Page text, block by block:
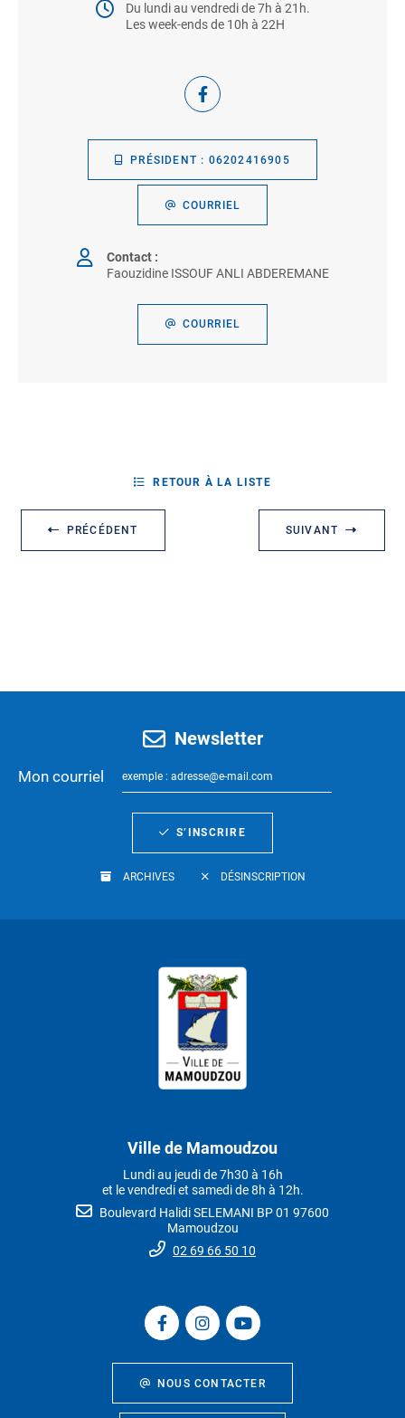
Du lundi au vendredi de 7h à 21h.
Les week-ends de 10h à 22H
PRÉSIDENT : 06202416905
COURRIEL
Contact :
Faouzidine ISSOUF ANLI ABDEREMANE
COURRIEL
PRÉCÉDENT
RETOUR À LA LISTE
SUIVANT
Newsletter
Mon courriel
S’INSCRIRE
ARCHIVES DÉSINSCRIPTION
Ville de Mamoudzou
Lundi au jeudi de 7h30 à 16h
et le vendredi et samedi de 8h à 12h.
Boulevard Halidi SELEMANI BP 01 97600
Mamoudzou
02 69 66 50 10
NOUS CONTACTER